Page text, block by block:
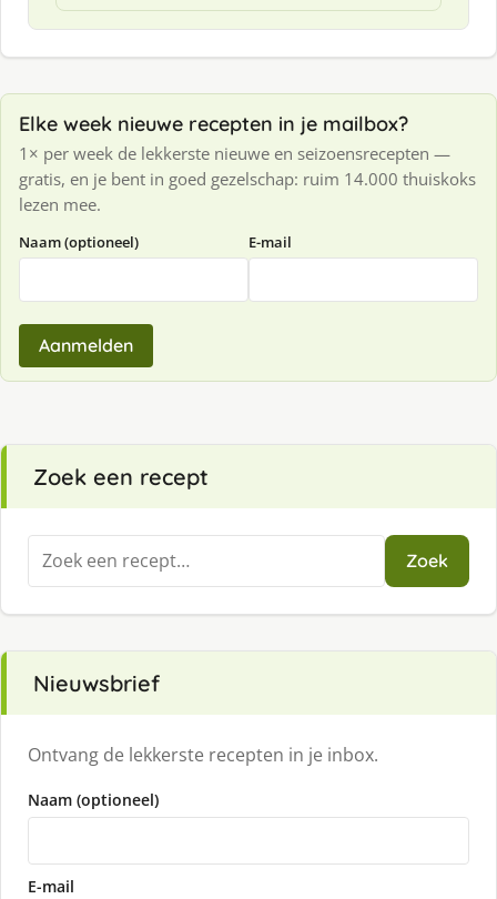
Elke week nieuwe recepten in je mailbox?
1× per week de lekkerste nieuwe en seizoensrecepten —
gratis, en je bent in goed gezelschap: ruim 14.000 thuiskoks
lezen mee.
Naam (optioneel) E-mail
Aanmelden
Zoek een recept
Zoeken
naar:
Zoek
Nieuwsbrief
Ontvang de lekkerste recepten in je inbox.
Naam (optioneel)
E-mail